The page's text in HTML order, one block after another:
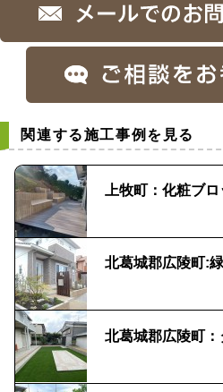
関連する施工事例を見る